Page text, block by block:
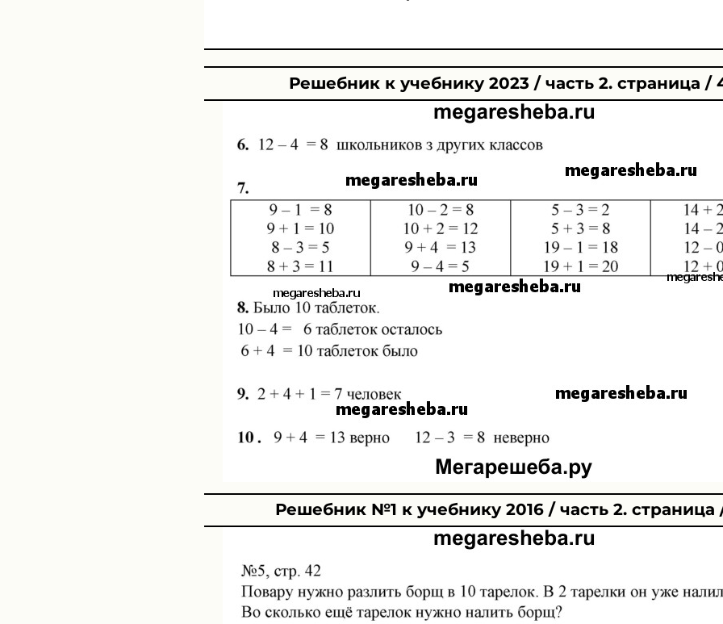
Решебник к учебнику 2023 / часть 2. страница /
Решебник №1 к учебнику 2016 / часть 2. страница